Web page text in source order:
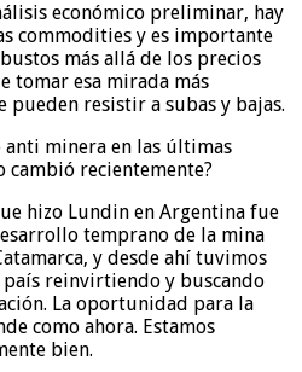
económico preliminar, hay
commodities y es importante
más allá de los precios
tomar esa mirada más
resistir a subas y bajas.
anti minera en las últimas
cambió recientemente?
hizo Lundin en Argentina fue
temprano de la mina
y desde ahí tuvimos
país reinvirtiendo y buscando
La oportunidad para la
como ahora. Estamos
bien.